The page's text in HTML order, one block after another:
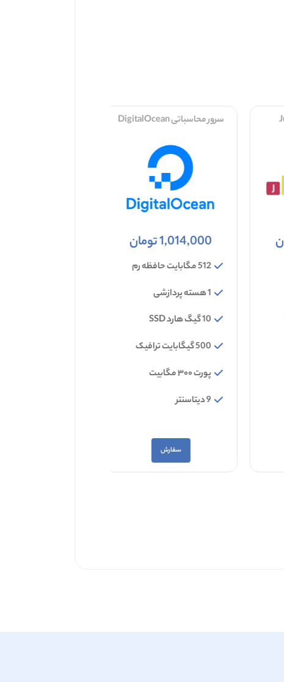
سرور محاسباتی DigitalOcean
1,014,000 تومان
512 مگابایت حافظه رم
1 هسته پردازشی
10 گیگ هارد SSD
500 گیگابایت ترافیک
پورت ۳۰۰ مگابیت
9 دیتاسنتر
سفارش